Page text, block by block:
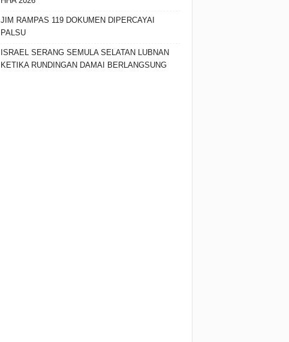
JIM RAMPAS 119 DOKUMEN DIPERCAYAI
PALSU
ISRAEL SERANG SEMULA SELATAN LUBNAN
KETIKA RUNDINGAN DAMAI BERLANGSUNG